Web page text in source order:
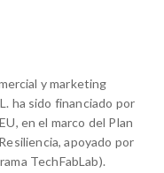
y marketing
ha sido financiado por
en el marco del Plan
apoyado por
TechFabLab).